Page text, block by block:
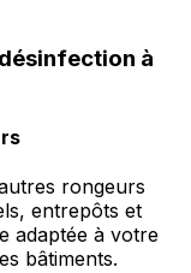
à
rongeurs
entrepôts et
adaptée à votre
bâtiments.